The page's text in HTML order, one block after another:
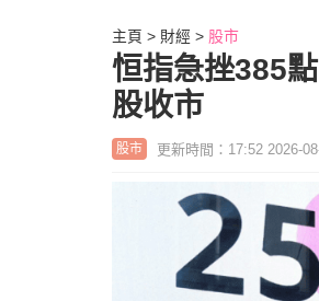
主頁 財經 股市
恒指急挫385
股收市
股市 更新時間：17:52 2026-